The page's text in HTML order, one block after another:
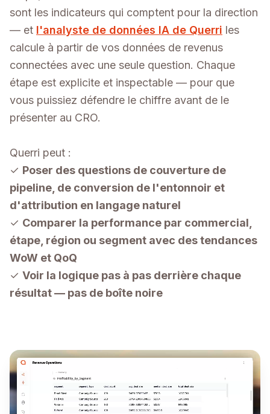
sont les indicateurs qui comptent pour la direction
— et l'analyste de données IA de Querri les
calcule à partir de vos données de revenus
connectées avec une seule question. Chaque
étape est explicite et inspectable — pour que
vous puissiez défendre le chiffre avant de le
présenter au CRO.
Querri peut :
✓ Poser des questions de couverture de
pipeline, de conversion de l'entonnoir et
d'attribution en langage naturel
✓ Comparer la performance par commercial,
étape, région ou segment avec des tendances
WoW et QoQ
✓ Voir la logique pas à pas derrière chaque
résultat — pas de boîte noire